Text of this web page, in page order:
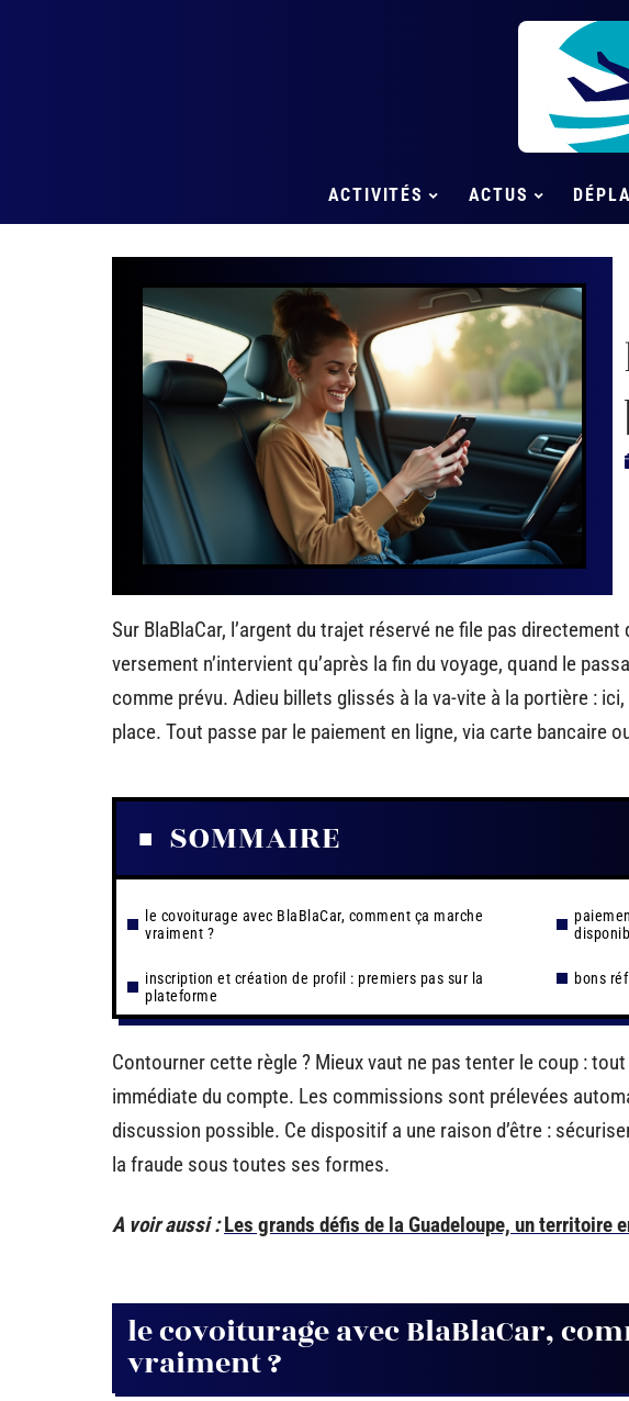
ACTIVITÉS ACTUS
Sur BlaBlaCar, l’argent du trajet réservé ne file pas
versement n’intervient qu’après la fin du voyage, quand le
comme prévu. Adieu billets glissés à la va-vite à la portière :
place. Tout passe par le paiement en ligne, via carte bancaire
SOMMAIRE
le covoiturage avec BlaBlaCar, comment ça marche
vraiment ?
inscription et création de profil : premiers pas sur la
plateforme
bons
Contourner cette règle ? Mieux vaut ne pas tenter le coup :
immédiate du compte. Les commissions sont prélevées
discussion possible. Ce dispositif a une raison d’être :
la fraude sous toutes ses formes.
A voir aussi : Les grands défis de la Guadeloupe, un territoire
le covoiturage avec BlaBlaCar,
vraiment ?